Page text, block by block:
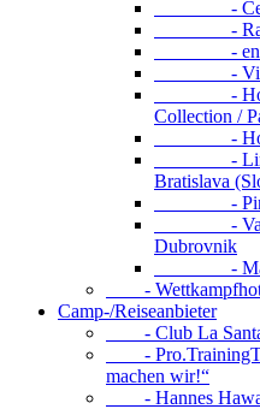
-
-
- enso-
- Vital
- Hotel
Collection /
- Hotel
- Lindner
Bratislava
- Pirita
-
Dubrovnik
- Marina
-
Camp-/Reiseanbieter
- Club La Santa
-
machen wir!“
- Hannes